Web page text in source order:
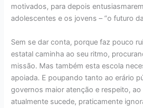
motivados, para depois
adolescentes e os jovens – “o futuro
Sem se dar conta, porque faz pouco
estatal caminha ao seu ritmo,
missão. Mas também esta escola
apoiada. E poupando tanto ao erário
governos maior atenção e respeito,
atualmente sucede, praticamente